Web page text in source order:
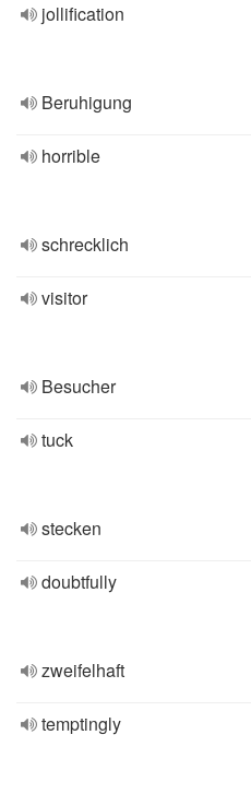
jollification
Beruhigung
horrible
schrecklich
visitor
Besucher
tuck
stecken
doubtfully
zweifelhaft
temptingly